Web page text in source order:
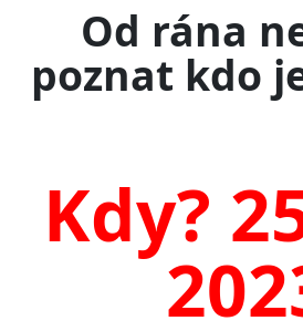
Od rána
poznat kdo
Kdy?